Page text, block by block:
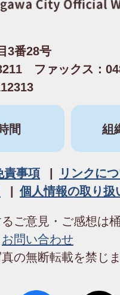
3番28号
ファックス：
間 組
責事項
リンクに
個人情報の取り扱
ご意見・ご感想は
お問い合わせ
の無断転載を禁じ